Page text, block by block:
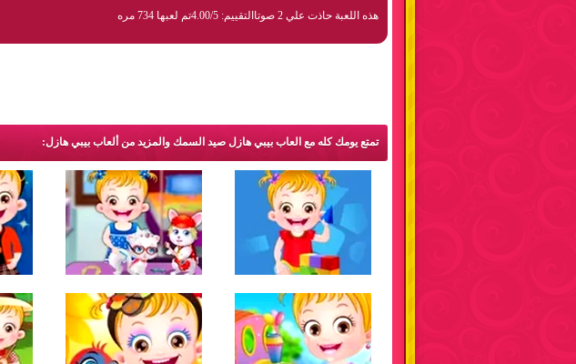
هذه اللعبة حاذت علي 2 صوتا التقييم: 4.00/5 تم لعبها 734 مره
تمتع يومك كله مع العاب بيبي هازل صيد السمك والمزيد من ألعاب بيبي هازل: